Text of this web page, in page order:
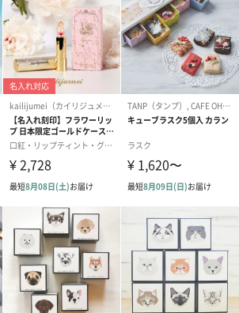
よさを追求しました。
ちを整える精油ベースの香り
え、ほのかにスパイシーな精油もブレンド
えます。
いやすい柑橘ベースに仕上げました。
さを解消する、“ワークツール ”とし